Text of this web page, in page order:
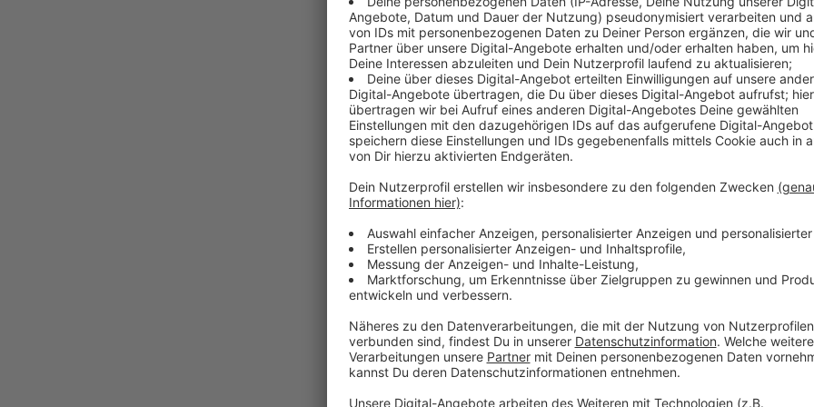
Anzeige
Comedy
Jogis Sprachnachricht:
Anzeige
Jogi Löw ist der schönste Bundestrainer aller
werden und noch dreimal hin und zurück. Quasi im
"Fashion's-Eleven" geformt.
Selbstverständlich immer dabei: Sein Handy, mit
Sprachnachricht von seinen Erlebnissen berichtet.